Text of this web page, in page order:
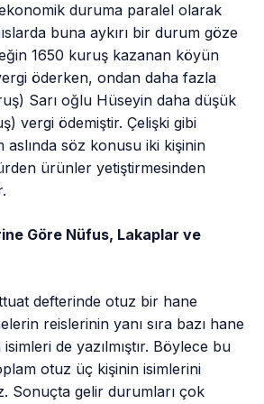
duruma paralel olarak
buna aykırı bir durum göze
1650 kuruş kazanan köyün
öderken, ondan daha fazla
Sarı oğlu Hüseyin daha düşük
vergi ödemiştir. Çelişki gibi
söz konusu iki kişinin
ürünler yetiştirmesinden
Göre Nüfus, Lakaplar ve
defterinde otuz bir hane
reislerinin yanı sıra bazı hane
de yazılmıştır. Böylece bu
otuz üç kişinin isimlerini
Sonuçta gelir durumları çok